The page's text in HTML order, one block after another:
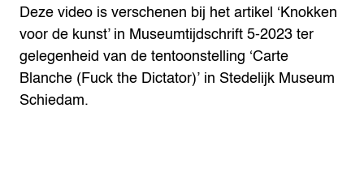
Deze video is verschenen bij het artikel ‘Knokken
voor de kunst’ in Museumtijdschrift 5-2023 ter
gelegenheid van de tentoonstelling ‘Carte
Blanche (Fuck the Dictator)’ in Stedelijk Museum
Schiedam.